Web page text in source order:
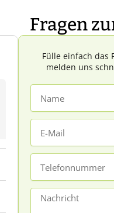
Fragen
Fülle einfach das
melden uns
Mail
Nachricht